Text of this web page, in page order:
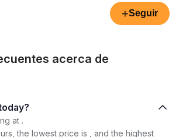
+Seguir
acerca de
much is today?
at .
the lowest price is , and the highest